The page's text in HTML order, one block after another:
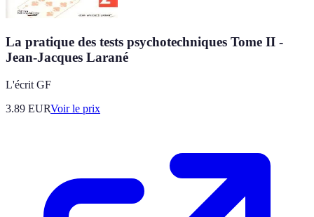
La pratique des tests psychotechniques Tome II -
Jean-Jacques Larané
L'écrit GF
3.89 EURVoir le prix